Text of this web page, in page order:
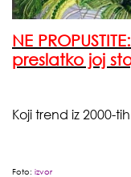
NE PROPUSTITE:
preslatko joj
Koji trend iz 2000-
Foto: izvor